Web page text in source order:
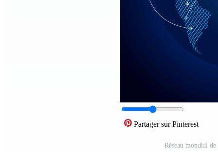
Partager sur Pinterest
Réseau mondial